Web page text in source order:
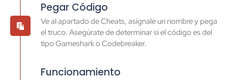
Pegar Código
Ve al apartado de Cheats, asígnale un nombre y pega
el truco. Asegúrate de determinar si el código es del
tipo Gameshark o Codebreaker.
Funcionamiento